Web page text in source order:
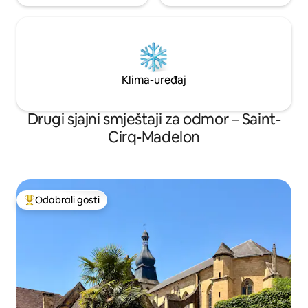
Klima-uređaj
Drugi sjajni smještaji za odmor – Saint-
Cirq-Madelon
Među najviše rangiranima s oznakom „Odabrali gosti”
Odabrali gosti